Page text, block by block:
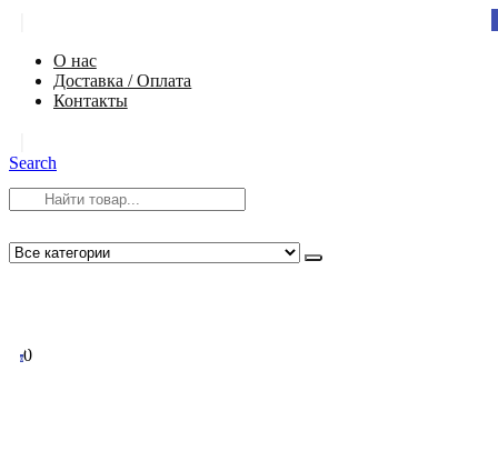
О нас
Доставка / Оплата
Контакты
Search
00